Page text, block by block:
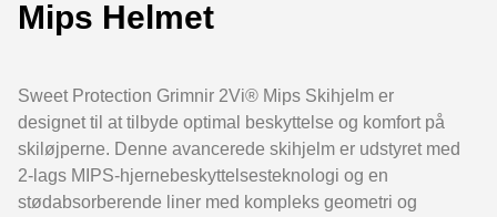
Mips Helmet
Sweet Protection Grimnir 2Vi® Mips Skihjelm er
designet til at tilbyde optimal beskyttelse og komfort på
skiløjperne. Denne avancerede skihjelm er udstyret med
2-lags MIPS-hjernebeskyttelsesteknologi og en
stødabsorberende liner med kompleks geometri og